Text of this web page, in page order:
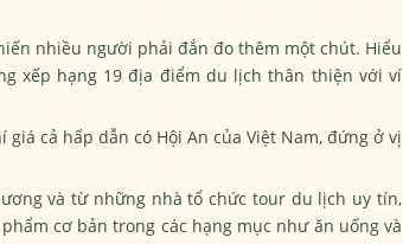
nhiều người phải đắn đo thêm một chút. Hiểu
xếp hạng 19 địa điểm du lịch thân thiện với ví
giá cả hấp dẫn có Hội An của Việt Nam, đứng ở vị
và từ những nhà tổ chức tour du lịch uy tín,
cơ bản trong các hạng mục như ăn uống và